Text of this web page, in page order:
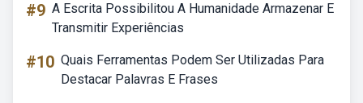
#9 A Escrita Possibilitou A Humanidade Armazenar E
Transmitir Experiências
#10 Quais Ferramentas Podem Ser Utilizadas Para
Destacar Palavras E Frases